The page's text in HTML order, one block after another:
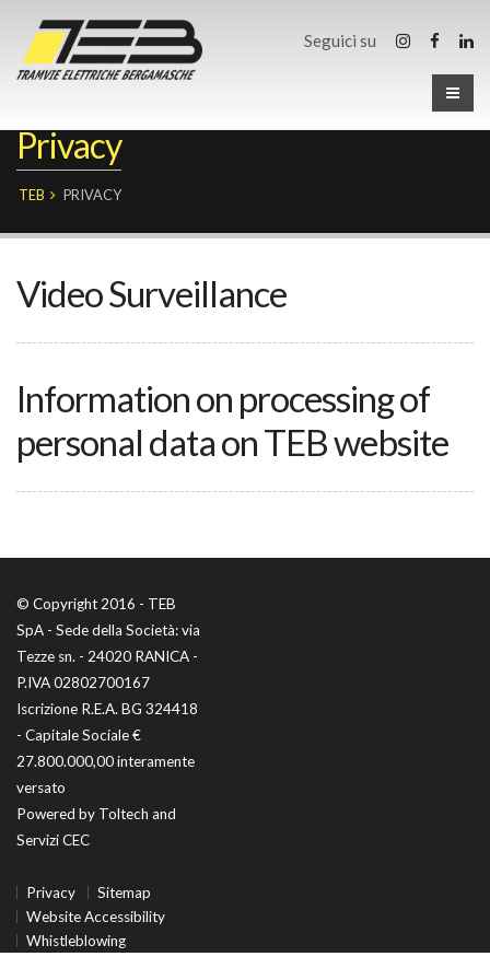
Seguici su
Privacy
TEB PRIVACY
Video Surveillance
Information on processing of
personal data on TEB website
© Copyright 2016 - TEB
SpA - Sede della Società: via
Tezze sn. - 24020 RANICA -
P.IVA 02802700167
Iscrizione R.E.A. BG 324418
- Capitale Sociale €
27.800.000,00 interamente
versato
Powered by Toltech and
Servizi CEC
Privacy
Sitemap
Website Accessibility
Whistleblowing